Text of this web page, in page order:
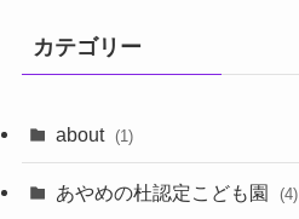
カテゴリー
about (1)
あやめの杜認定こども園 (4)